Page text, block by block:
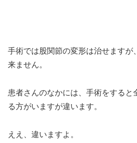
手術では股関節の変形は治せますが
来ません。
患者さんのなかには、手術をすると
る方がいますが違います。
ええ、違いますよ。